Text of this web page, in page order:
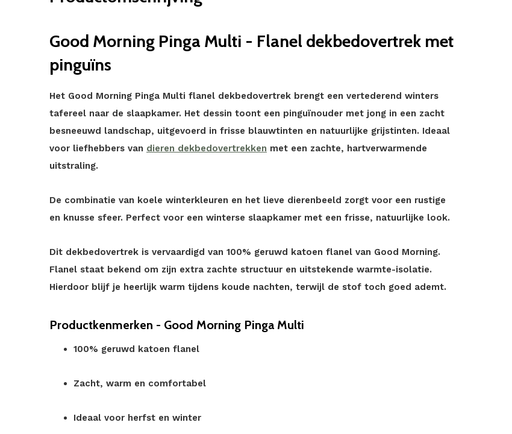
Good Morning Pinga Multi - Flanel dekbedovertrek met
pinguïns
Het Good Morning Pinga Multi flanel dekbedovertrek brengt een vertederend winters
tafereel naar de slaapkamer. Het dessin toont een pinguïnouder met jong in een zacht
besneeuwd landschap, uitgevoerd in frisse blauwtinten en natuurlijke grijstinten. Ideaal
voor liefhebbers van dieren dekbedovertrekken met een zachte, hartverwarmende
uitstraling.
De combinatie van koele winterkleuren en het lieve dierenbeeld zorgt voor een rustige
en knusse sfeer. Perfect voor een winterse slaapkamer met een frisse, natuurlijke look.
Dit dekbedovertrek is vervaardigd van 100% geruwd katoen flanel van Good Morning.
Flanel staat bekend om zijn extra zachte structuur en uitstekende warmte-isolatie.
Hierdoor blijf je heerlijk warm tijdens koude nachten, terwijl de stof toch goed ademt.
Productkenmerken - Good Morning Pinga Multi
100% geruwd katoen flanel
Zacht, warm en comfortabel
Ideaal voor herfst en winter